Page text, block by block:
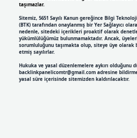
taşımazlar.
Sitemiz, 5651 Sayılı Kanun gereğince Bilgi
(BTK) tarafından onaylanmış bir Yer Sağlayıcı
nedenle, sitedeki içerikleri proaktif olarak
yükümlülüğümüz bulunmamaktadır. Ancak,
sorumluluğunu taşımakta olup, siteye üye olarak
etmiş sayılırlar.
Hukuka ve yasal düzenlemelere aykırı olduğunu
backlinkpanelicomtr@gmail.comadresine
yasal süre içerisinde sitemizden kaldırılacaktır.